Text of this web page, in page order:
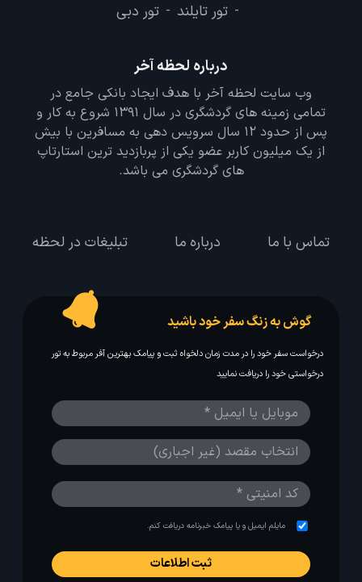
- تور تایلند - تور دبی
درباره لحظه آخر
وب سایت لحظه آخر با هدف ایجاد بانکی جامع در
تمامی زمینه های گردشگری در سال 1391 شروع به کار و
پس از حدود 12 سال سرویس دهی به مسافرین با بیش
از یک میلیون کاربر عضو یکی از پربازدید ترین استارتاپ
های گردشگری می باشد.
تماس با ما درباره ما تبلیغات در لحظه
گوش به زنگ سفر خود باشید
درخواست سفر خود را در مدت زمان دلخواه ثبت و پیامک بهترین آفر مربوط به تور
درخواستی خود را دریافت نمایید
مایلم ایمیل و یا پیامک خبرنامه دریافت کنم.